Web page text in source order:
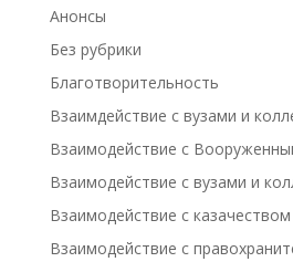
Анонсы
Без рубрики
Благотворительность
Взаимдействие с вузами и
Взаимодействие с
Взаимодействие с вузами и
Взаимодействие с казачеством
Взаимодействие с